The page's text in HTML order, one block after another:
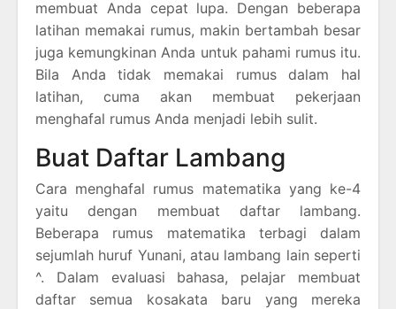
membuat Anda cepat lupa. Dengan beberapa
latihan memakai rumus, makin bertambah besar
juga kemungkinan Anda untuk pahami rumus itu.
Bila Anda tidak memakai rumus dalam hal
latihan, cuma akan membuat pekerjaan
menghafal rumus Anda menjadi lebih sulit.
Buat Daftar Lambang
Cara menghafal rumus matematika yang ke-4
yaitu dengan membuat daftar lambang.
Beberapa rumus matematika terbagi dalam
sejumlah huruf Yunani, atau lambang lain seperti
^. Dalam evaluasi bahasa, pelajar membuat
daftar semua kosakata baru yang mereka